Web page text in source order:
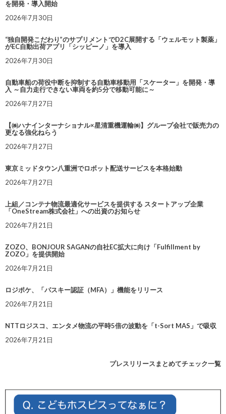
を開発・導入開始
2026年7月30日
“独自開発こだわり”のサプリメントでD2C展開する「ウェルモット製薬」
がEC自動出荷アプリ「シッピーノ」を導入
2026年7月30日
自動車船の荷役中断を抑制する自動車移動用「スケーター」を開発・導
入 ～自力走行できない車両を約5分で移動可能に～
2026年7月27日
【㈱ハナインターナショナル×星清重機運輸㈱】グループ会社で販売力の
更なる強化ねらう
2026年7月27日
東京ミッドタウン八重洲でロボット配送サービスを本格始動
2026年7月27日
上組／コンテナ物流最適化サービスを提供する スタートアップ企業
「OneStream株式会社」への出資のお知らせ
2026年7月21日
ZOZO、BONJOUR SAGANの自社EC拡大に向け「Fulfillment by
ZOZO」を提供開始
2026年7月21日
ロジポケ、「パスキー認証（MFA）」機能をリリース
2026年7月21日
NTTロジスコ、エンタメ物流の平時5倍の波動を「t-Sort MAS」で吸収
2026年7月21日
プレスリリースまとめてチェック一覧